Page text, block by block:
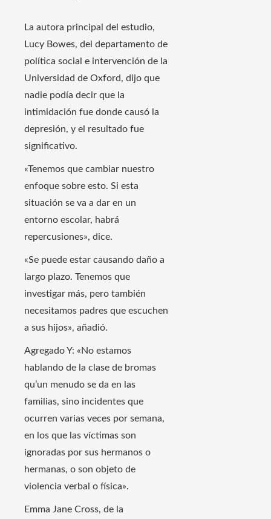
La autora principal del estudio,
Lucy Bowes, del departamento de
política social e intervención de la
Universidad de Oxford, dijo que
nadie podía decir que la
intimidación fue donde causó la
depresión, y el resultado fue
significativo.
«Tenemos que cambiar nuestro
enfoque sobre esto. Si esta
situación se va a dar en un
entorno escolar, habrá
repercusiones», dice.
«Se puede estar causando daño a
largo plazo. Tenemos que
investigar más, pero también
necesitamos padres que escuchen
a sus hijos», añadió.
Agregado Y: «No estamos
hablando de la clase de bromas
qu’un menudo se da en las
familias, sino incidentes que
ocurren varias veces por semana,
en los que las víctimas son
ignoradas por sus hermanos o
hermanas, o son objeto de
violencia verbal o física».
Emma Jane Cross, de la